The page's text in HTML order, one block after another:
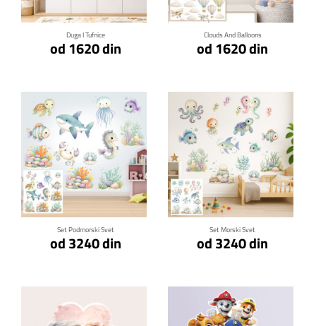
Duga I Tufnice
od 1620 din
Clouds And Balloons
od 1620 din
Set Podmorski Svet
od 3240 din
Klikni za detalje
Set Morski Svet
od 3240 din
Klikni za detalje